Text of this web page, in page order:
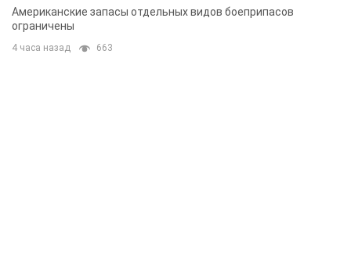
Американские запасы отдельных видов боеприпасов
ограничены
4 часа назад 663